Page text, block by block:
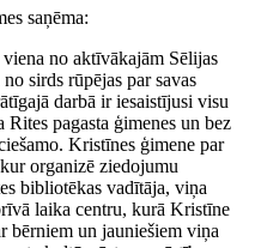
saņēma:
no aktīvākajām Sēlijas
sirds rūpējas par savas
darbā ir iesaistījusi visu
pagasta ģimenes un bez
Kristīnes ģimene par
organizē ziedojumu
bibliotēkas vadītāja, viņa
laika centru, kurā Kristīne
bērniem un jauniešiem viņa